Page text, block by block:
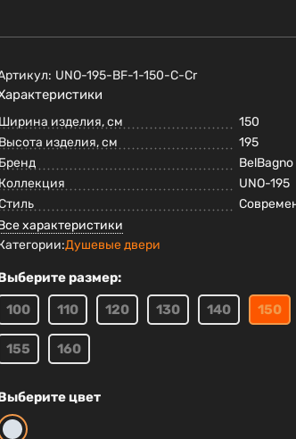
UNO-195-BF-1-150-C-Cr
Ширина изделия, см
150
Высота изделия, см
195
Бренд
BelBagno
Коллекция
UNO-195
характеристики
Душевые двери
размер:
100
110 120 130 140 150
155 160
цвет